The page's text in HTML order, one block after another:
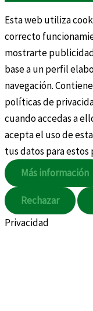
Esta web utiliza
correcto
mostrarte
base a un perfil
navegación.
políticas de
cuando accedas a
acepta el uso de
tus datos para estos
Más información
Rechazar
Privacidad